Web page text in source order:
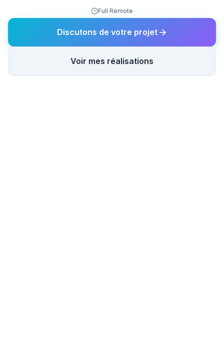
20+ ans expérience
Full Remote
Discutons de votre projet
Voir mes réalisations